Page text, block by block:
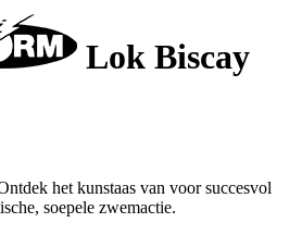
Lok Biscay
het kunstaas van voor succesvol
soepele zwemactie.